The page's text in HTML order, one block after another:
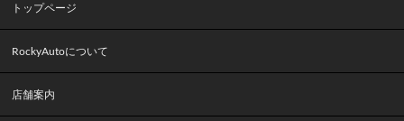
トップページ
RockyAutoについて
店舗案内